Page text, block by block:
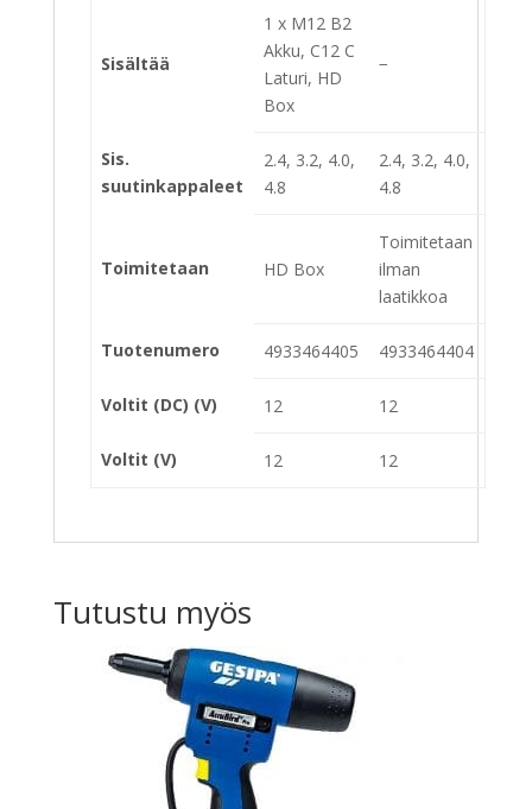
Sisältää
1 x M12 B2
Akku, C12 C
Laturi, HD
Box
−
Sis.
suutinkappaleet
2.4, 3.2, 4.0,
4.8
2.4, 3.2, 4.0,
4.8
Toimitetaan HD Box
Toimitetaan
ilman
laatikkoa
Tuotenumero 4933464405 4933464404
Voltit (DC) (V) 12 12
Voltit (V) 12 12
Tutustu myös